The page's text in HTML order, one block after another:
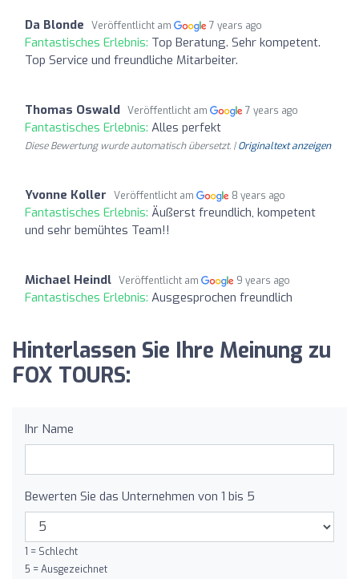
Da Blonde Veröffentlicht am 7 years ago
Fantastisches Erlebnis: Top Beratung. Sehr kompetent.
Top Service und freundliche Mitarbeiter.
Thomas Oswald Veröffentlicht am 7 years ago
Fantastisches Erlebnis: Alles perfekt
Diese Bewertung wurde automatisch übersetzt. |Originaltext anzeigen
Yvonne Koller Veröffentlicht am 8 years ago
Fantastisches Erlebnis: Äußerst freundlich, kompetent
und sehr bemühtes Team!!
Michael Heindl Veröffentlicht am 9 years ago
Fantastisches Erlebnis: Ausgesprochen freundlich
Hinterlassen Sie Ihre Meinung zu
FOX TOURS:
Ihr Name
Bewerten Sie das Unternehmen von 1 bis 5
1 = Schlecht
5 = Ausgezeichnet